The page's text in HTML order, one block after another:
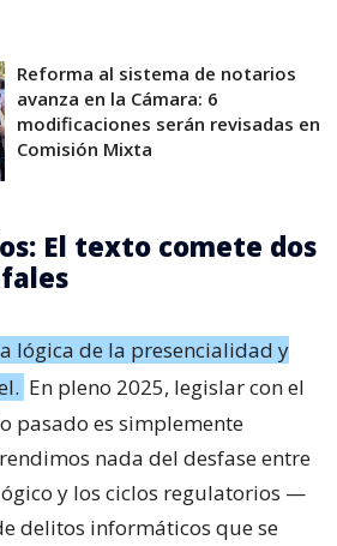
Reforma al sistema de notarios
avanza en la Cámara: 6
modificaciones serán revisadas en
Comisión Mixta
El texto comete dos
lógica de la presencialidad y
En pleno 2025, legislar con el
pasado es simplemente
nada del desfase entre
y los ciclos regulatorios —
delitos informáticos que se